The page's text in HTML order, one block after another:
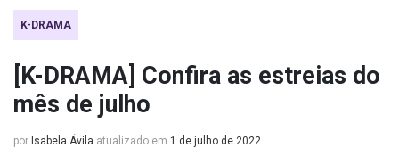
K-DRAMA
[K-DRAMA] Confira as estreias do
mês de julho
por Isabela Ávila atualizado em 1 de julho de 2022